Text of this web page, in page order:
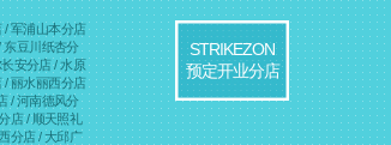
/ 军浦山本分店
东豆川纸杏分
长安分店/ 水原
/ 丽水丽西分店
/ 河南德风分
店/ 顺天照礼
分店/ 大邱广
STRIKEZON
预定开业分店